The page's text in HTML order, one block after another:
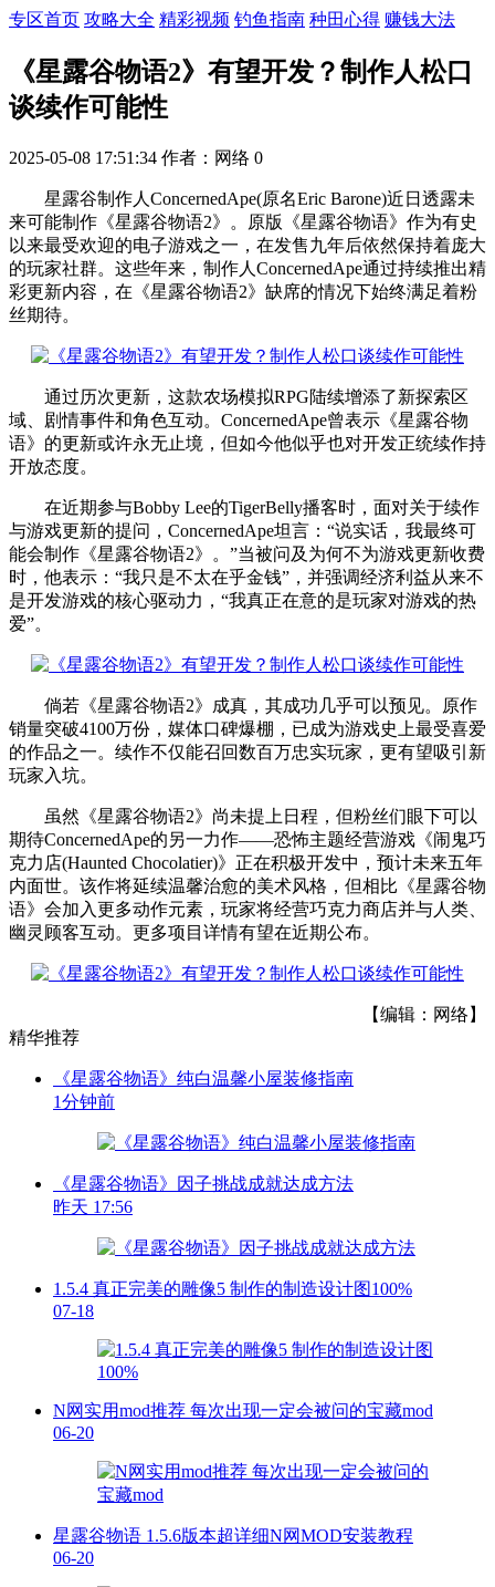
专区首页 攻略大全 精彩视频 钓鱼指南 种田心得 赚钱大法
《星露谷物语2》有望开发？制作人松口
谈续作可能性
2025-05-08 17:51:34 作者：网络 0
星露谷制作人ConcernedApe(原名Eric Barone)近日透露未
来可能制作《星露谷物语2》。原版《星露谷物语》作为有史
以来最受欢迎的电子游戏之一，在发售九年后依然保持着庞大
的玩家社群。这些年来，制作人ConcernedApe通过持续推出精
彩更新内容，在《星露谷物语2》缺席的情况下始终满足着粉
丝期待。
通过历次更新，这款农场模拟RPG陆续增添了新探索区
域、剧情事件和角色互动。ConcernedApe曾表示《星露谷物
语》的更新或许永无止境，但如今他似乎也对开发正统续作持
开放态度。
在近期参与Bobby Lee的TigerBelly播客时，面对关于续作
与游戏更新的提问，ConcernedApe坦言：“说实话，我最终可
能会制作《星露谷物语2》。”当被问及为何不为游戏更新收费
时，他表示：“我只是不太在乎金钱”，并强调经济利益从来不
是开发游戏的核心驱动力，“我真正在意的是玩家对游戏的热
爱”。
倘若《星露谷物语2》成真，其成功几乎可以预见。原作
销量突破4100万份，媒体口碑爆棚，已成为游戏史上最受喜爱
的作品之一。续作不仅能召回数百万忠实玩家，更有望吸引新
玩家入坑。
虽然《星露谷物语2》尚未提上日程，但粉丝们眼下可以
期待ConcernedApe的另一力作——恐怖主题经营游戏《闹鬼巧
克力店(Haunted Chocolatier)》正在积极开发中，预计未来五年
内面世。该作将延续温馨治愈的美术风格，但相比《星露谷物
语》会加入更多动作元素，玩家将经营巧克力商店并与人类、
幽灵顾客互动。更多项目详情有望在近期公布。
【编辑：网络】
精华推荐
《星露谷物语》纯白温馨小屋装修指南
1分钟前
《星露谷物语》因子挑战成就达成方法
昨天 17:56
1.5.4 真正完美的雕像5 制作的制造设计图100%
07-18
N网实用mod推荐 每次出现一定会被问的宝藏mod
06-20
星露谷物语 1.5.6版本超详细N网MOD安装教程
06-20